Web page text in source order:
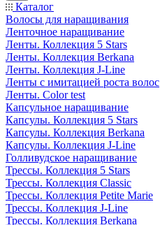
Каталог
Волосы для наращивания
Ленточное наращивание
Ленты. Коллекция 5 Stars
Ленты. Коллекция Berkana
Ленты. Коллекция J-Line
Ленты с имитацией роста волос
Ленты. Color test
Капсульное наращивание
Капсулы. Коллекция 5 Stars
Капсулы. Коллекция Berkana
Капсулы. Коллекция J-Line
Голливудское наращивание
Трессы. Коллекция 5 Stars
Трессы. Коллекция Classic
Трессы. Коллекция Petite Marie
Трессы. Коллекция J-Line
Трессы. Коллекция Berkana